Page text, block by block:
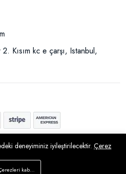
Kısım kc e çarşı, Istanbul,
deneyiminiz iyileştirilecektir. Çerez
kabul et